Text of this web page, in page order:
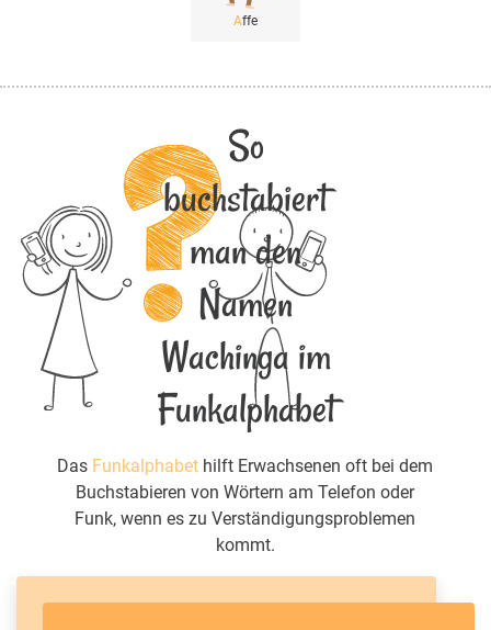
Affe
So
buchstabiert
man den
Namen
Wachinga im
Funkalphabet
Das Funkalphabet hilft Erwachsenen oft bei dem
Buchstabieren von Wörtern am Telefon oder
Funk, wenn es zu Verständigungsproblemen
kommt.